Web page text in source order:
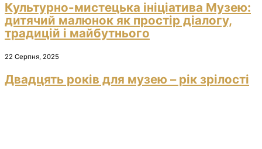
Культурно-мистецька ініціатива Музею:
дитячий малюнок як простір діалогу,
традицій і майбутнього
22 Серпня, 2025
Двадцять років для музею – рік зрілості